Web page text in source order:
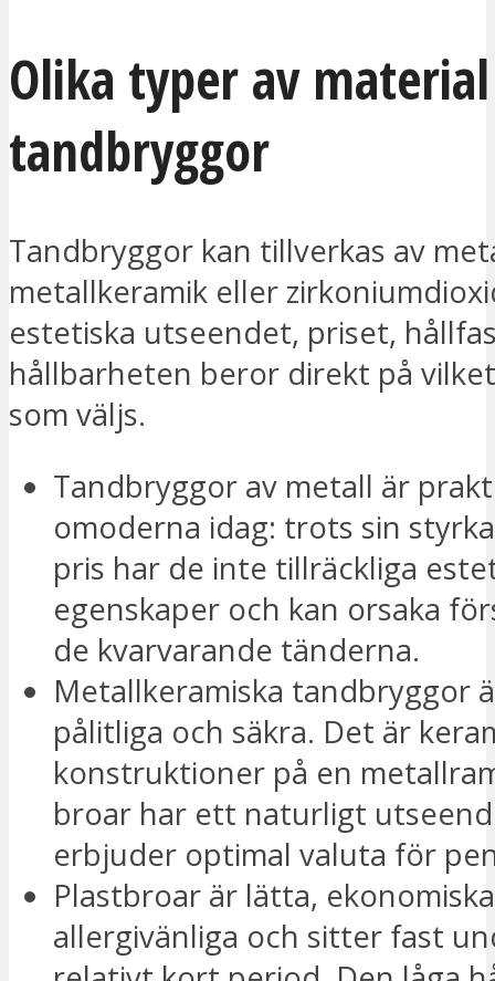
Olika typer av
tandbryggor
Tandbryggor kan tillverkas av
metallkeramik eller
estetiska utseendet, priset,
hållbarheten beror direkt på
som väljs.
Tandbryggor av metall är
omoderna idag: trots sin
pris har de inte tillräckliga
egenskaper och kan orsaka
de kvarvarande tänderna.
Metallkeramiska tandbryggor
pålitliga och säkra. Det är
konstruktioner på en
broar har ett naturligt
erbjuder optimal valuta för
Plastbroar är lätta,
allergivänliga och sitter fast